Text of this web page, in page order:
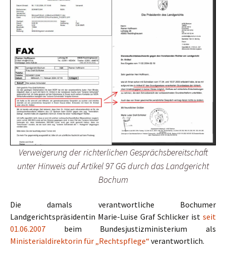
Verweigerung der richterlichen Gesprächsbereitschaft
unter Hinweis auf Artikel 97 GG durch das Landgericht
Bochum
Die damals verantwortliche Bochumer
Landgerichtspräsidentin Marie-Luise Graf Schlicker ist seit
01.06.2007 beim Bundesjustizministerium als
Ministerialdirektorin für „Rechtspflege“ verantwortlich.